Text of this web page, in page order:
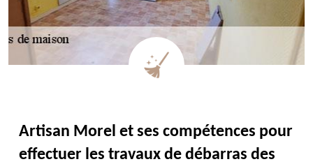
Artisan Morel et ses compétences pour
effectuer les travaux de débarras des